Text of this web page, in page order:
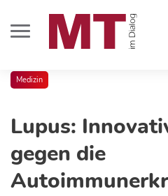
Medizin
Lupus:
gegen die